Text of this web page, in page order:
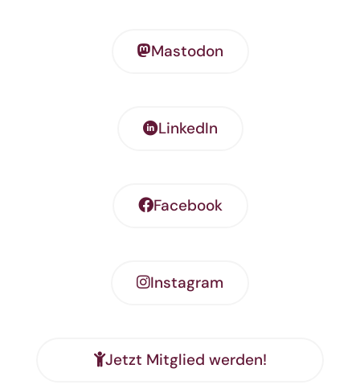
Mastodon
LinkedIn
Facebook
Instagram
Jetzt Mitglied werden!